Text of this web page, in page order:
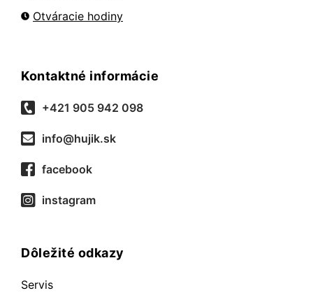
Otváracie hodiny
Kontaktné informácie
+421 905 942 098
info@hujik.sk
facebook
instagram
Dôležité odkazy
Servis